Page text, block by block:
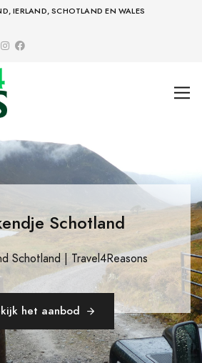
IERLAND, SCHOTLAND EN WALES
Schotland
Schotland | Travel4Reasons
het aanbod